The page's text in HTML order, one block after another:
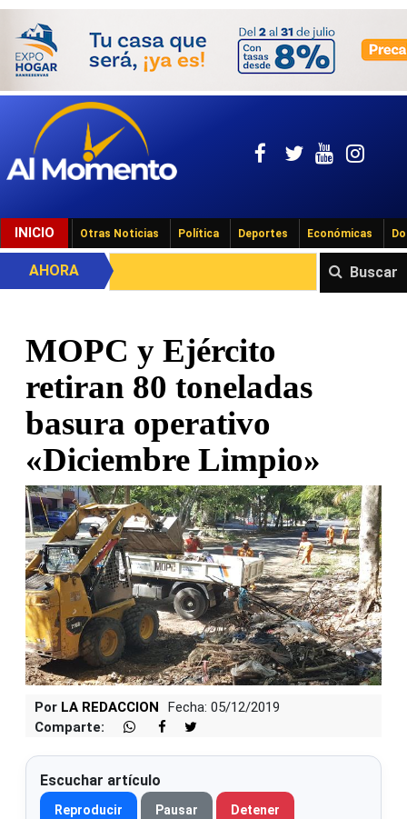
INICIO Otras Noticias Política Deportes Económicas
Buscar
AHORA
MOPC y Ejército
retiran 80 toneladas
basura operativo
«Diciembre Limpio»
Por LA REDACCION
Fecha: 05/12/2019
Comparte:
Escuchar artículo
Reproducir Pausar Detener